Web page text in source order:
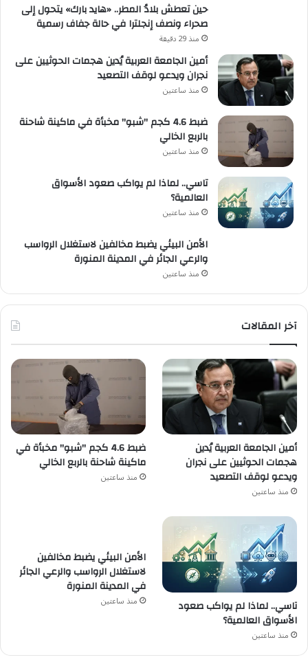
حين تعطش بلادُ المطر.. «هايد بارك» يتحول إلى
صحراء ونصف إنجلترا في حالة جفاف رسمية
منذ 29 دقيقة
أمين الجامعة العربية يُدين هجمات الحوثيين على
نجران ويدعو لوقف التصعيد
منذ ساعتين
ضبط 4.6 كجم "شبو" مخبأة في ماكينة شاحنة
بالربع الخالي
منذ ساعتين
تاسي.. لماذا لم يواكب صعود الأسواق
العالمية؟
منذ ساعتين
الأمن البيئي يضبط مخالفين لاستغلال الرواسب
والرعي الجائر في المدينة المنورة
منذ ساعتين
آخر المقالات
أمين الجامعة العربية يُدين
هجمات الحوثيين على نجران
ويدعو لوقف التصعيد
منذ ساعتين
ضبط 4.6 كجم "شبو" مخبأة في
ماكينة شاحنة بالربع الخالي
منذ ساعتين
تاسي.. لماذا لم يواكب صعود
الأسواق العالمية؟
منذ ساعتين
الأمن البيئي يضبط مخالفين
لاستغلال الرواسب والرعي الجائر
في المدينة المنورة
منذ ساعتين